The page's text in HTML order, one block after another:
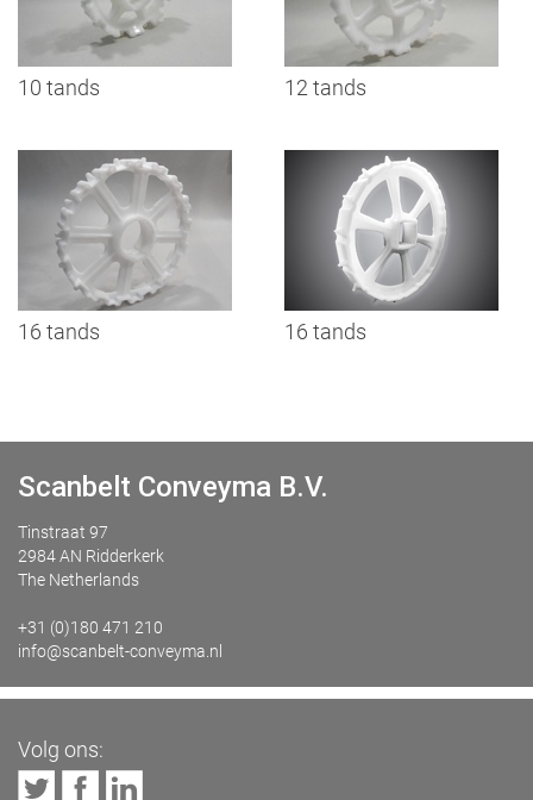
10 tands 12 tands
16 tands 16 tands
Scanbelt Conveyma B.V.
Tinstraat 97
2984 AN Ridderkerk
The Netherlands
+31 (0)180 471 210
info@scanbelt-conveyma.nl
Volg ons: